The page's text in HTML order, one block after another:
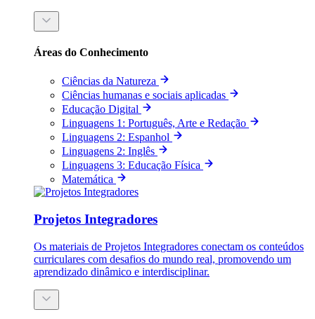
Áreas do Conhecimento
Ciências da Natureza
Ciências humanas e sociais aplicadas
Educação Digital
Linguagens 1: Português, Arte e Redação
Linguagens 2: Espanhol
Linguagens 2: Inglês
Linguagens 3: Educação Física
Matemática
Projetos Integradores
Os materiais de Projetos Integradores conectam os conteúdos
curriculares com desafios do mundo real, promovendo um
aprendizado dinâmico e interdisciplinar.